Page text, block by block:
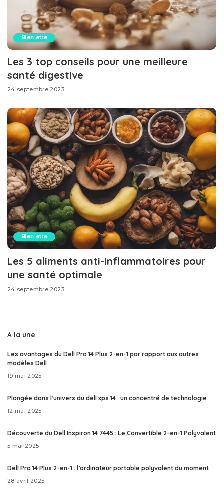
Bien etre
Les 3 top conseils pour une meilleure
santé digestive
24 septembre 2023
Bien etre
Les 5 aliments anti-inflammatoires pour
une santé optimale
24 septembre 2023
A la une
Les avantages du Dell Pro 14 Plus 2-en-1 par rapport aux autres
modèles Dell
19 mai 2025
Plongée dans l’univers du dell xps 14 : un concentré de technologie
12 mai 2025
Découverte du Dell Inspiron 14 7445 : Le Convertible 2-en-1 Polyvalent
5 mai 2025
Dell Pro 14 Plus 2-en-1 : l’ordinateur portable polyvalent du moment
28 avril 2025